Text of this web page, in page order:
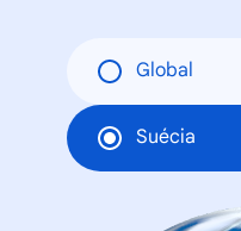
Global
Suécia